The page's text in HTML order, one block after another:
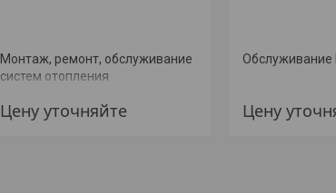
Монтаж, ремонт, обслуживание
систем отопления
Цену уточняйте
Обслуживание
Цену